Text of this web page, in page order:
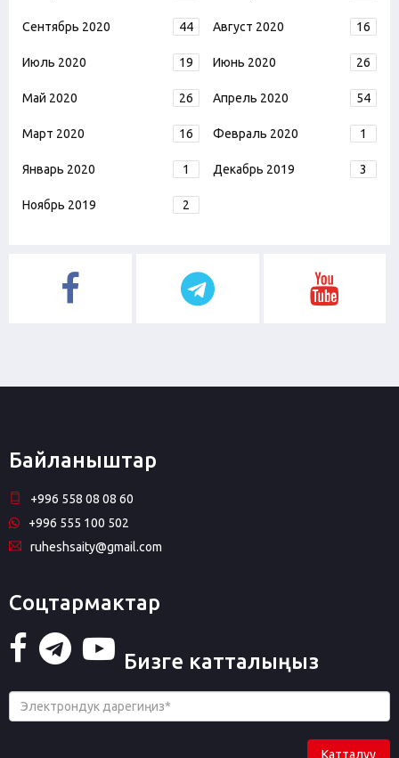
Сентябрь 2020 44 Август 2020 16
Июль 2020 19 Июнь 2020 26
Май 2020 26 Апрель 2020 54
Март 2020 16 Февраль 2020 1
Январь 2020 1 Декабрь 2019 3
Ноябрь 2019 2
Байланыштар
+996 558 08 08 60
+996 555 100 502
ruheshsaity@gmail.com
Соцтармактар
Бизге катталыңыз
Катталуу